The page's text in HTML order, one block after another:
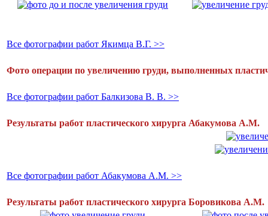
Все фотографии работ Якимца В.Г. >>
Фото операции по увеличению груди, выполненных
Все фотографии работ Балкизова В. В. >>
Результаты работ пластического хирурга Абакумова А.М.
Все фотографии работ Абакумова А.М. >>
Результаты работ пластического хирурга Боровикова А.М.